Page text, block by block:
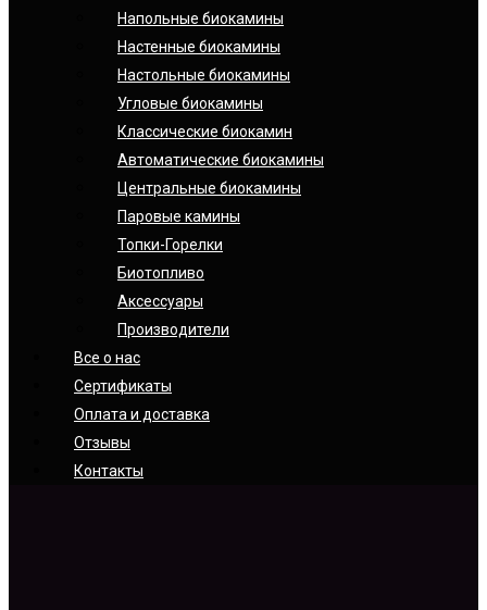
Напольные биокамины
Настенные биокамины
Настoльные биокамины
Угловые биокамины
Классические биокамин
Автоматические биокамины
Центральные биокамины
Паровые камины
Топки-Горелки
Биотопливо
Аксессуары
Производители
Все о нас
Сертификаты
Оплата и доставка
Отзывы
Контакты